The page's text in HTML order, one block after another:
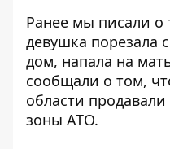
Ранее мы писали о
девушка порезала
дом, напала на
сообщали о том,
области
зоны АТО.